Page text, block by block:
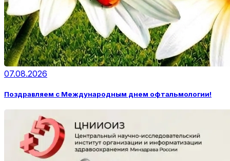
07.08.2026
Поздравляем с Международным днем офтальмологии!